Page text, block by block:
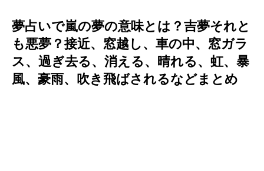
夢占いで嵐の夢の意味とは？吉夢それと
も悪夢？接近、窓越し、車の中、窓ガラ
ス、過ぎ去る、消える、晴れる、虹、暴
風、豪雨、吹き飛ばされるなどまとめ